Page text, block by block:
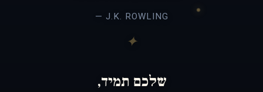
— J.K. ROWLING
שלכם תמיד,